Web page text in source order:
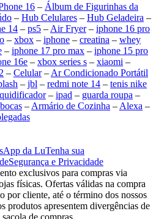
16 – Álbum de Figurinhas da
– Hub Celulares – Hub Geladeira –
14 – ps5 – Air Fryer– iphone 16 pro
– xbox – iphone – creatina – whey
– iphone 17 pro max – iphone 15 pro
16e – xbox series s – xiaomi –
– Celular– Ar Condicionado Portátil
– jbl – redmi note 14 – tenis nike
– ipad – guarda roupa –
– Armário de Cozinha – Alexa –
da LuTenha sua
Segurança e Privacidade
exclusivos para compras via
físicas. Ofertas válidas na compra
por cliente, até o término dos nossos
produtos apresentem divergências de
de compras.